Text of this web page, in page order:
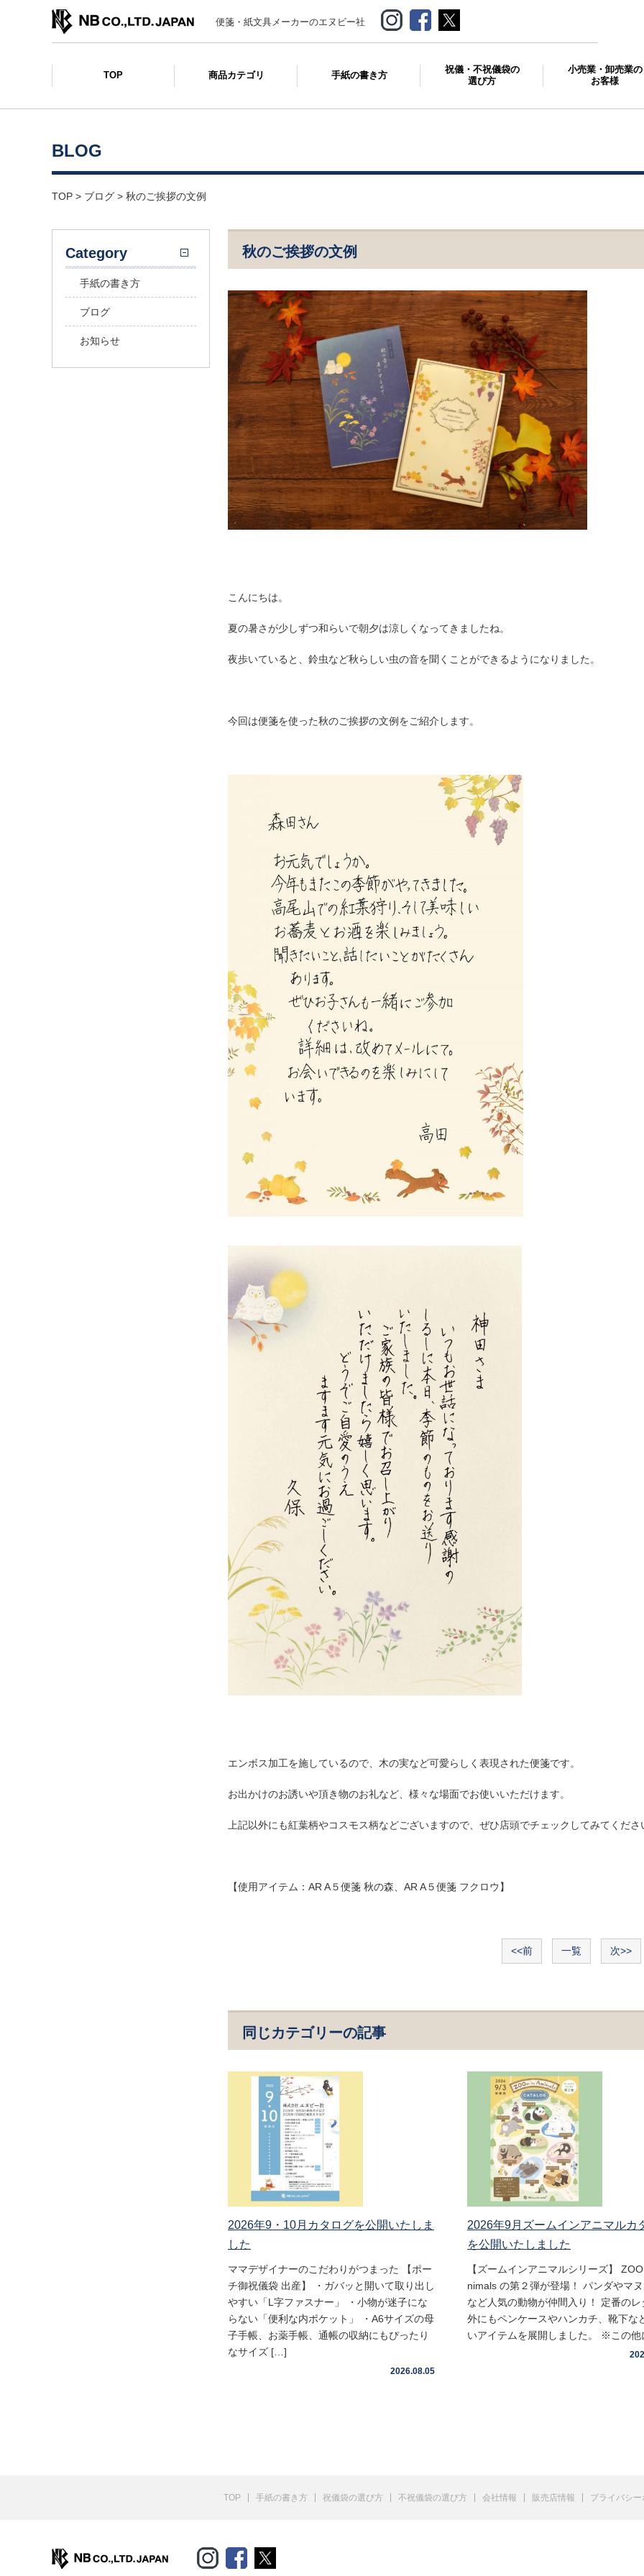
便箋・紙文具メーカーのエヌビー社
TOP 商品カテゴリ 手紙の書き方
祝儀・不祝儀袋の
選び方
小売業・卸売業の
お客様
BLOG
TOP > ブログ > 秋のご挨拶の文例
秋のご挨拶の文例
こんにちは。
夏の暑さが少しずつ和らいで朝夕は涼しくなってきましたね。
夜歩いていると、鈴虫など秋らしい虫の音を聞くことができるようになりました。
今回は便箋を使った秋のご挨拶の文例をご紹介します。
エンボス加工を施しているので、木の実など可愛らしく表現された便箋です。
お出かけのお誘いや頂き物のお礼など、様々な場面でお使いいただけます。
上記以外にも紅葉柄やコスモス柄などございますので、ぜひ店頭でチェックしてみてくださ
【使用アイテム：AR A５便箋 秋の森、AR A５便箋 フクロウ】
<<前 一覧 次>>
同じカテゴリーの記事
2026年9・10月カタログを公開いたしま
した
ママデザイナーのこだわりがつまった 【ポー
チ御祝儀袋 出産】 ・ガバッと開いて取り出し
やすい「L字ファスナー」 ・小物が迷子にな
らない「便利な内ポケット」 ・A6サイズの母
子手帳、お薬手帳、通帳の収納にもぴったり
なサイズ […]
2026.08.05
2026年9月ズームインアニマルカ
を公開いたしました
【ズームインアニマルシリーズ】
nimals の第２弾が登場！ パンダやマ
など人気の動物が仲間入り！ 定番のレ
外にもペンケースやハンカチ、靴下な
いアイテムを展開しました。 ※この
Category
手紙の書き方
ブログ
お知らせ
TOP 手紙の書き方 祝儀袋の選び方 不祝儀袋の選び方 会社情報 販売店情報 プライバシ